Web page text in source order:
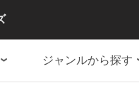
ジャンルから探す